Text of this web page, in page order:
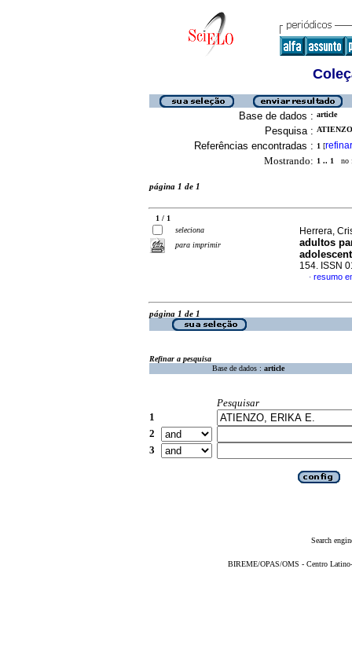
Base de dados : article
Pesquisa :
Referências encontradas : 1 [refinar
Mostrando: 1 .. 1 no
página 1 de 1
1 / 1
seleciona
para imprimir
Herrera,
adultos
154. ISSN
· resumo
página 1 de 1
Refinar a pesquisa
Base de dados : article
Pesquisar
1
2
3
Search
BIREME/OPAS/OMS - Centro Latino-